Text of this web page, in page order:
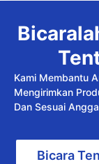
Kami Membantu
Mengirimkan
Dan Sesuai
Bicara